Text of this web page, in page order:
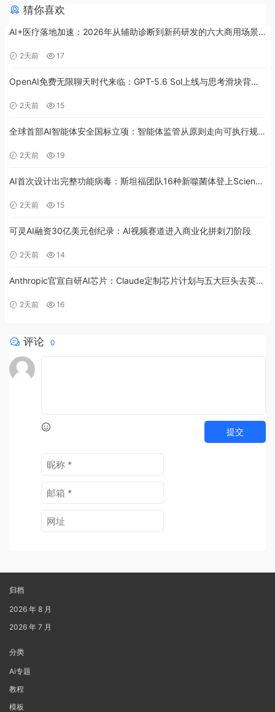
猜你喜欢
AI+医疗落地加速：2026年从辅助诊断到新药研发的六大商用场景
2天前 17
OpenAI免费无限聊天时代来临：GPT-5.6 Sol上线与思考滑块背后
2天前 15
全球首部AI智能体安全国标立项：智能体监管从原则走向可执行规
2天前 19
AI首次设计出完整功能病毒：斯坦福团队16种新噬菌体登上Science
2天前 15
可灵AI融资30亿美元创纪录：AI视频赛道进入商业化拼刺刀阶段
2天前 14
Anthropic官宣自研AI芯片：Claude定制芯片计划与五大巨头去英伟
2天前 16
评论 0
提交
归档
2026 年 8 月
2026 年 7 月
分类
Ai专题
教程
模板